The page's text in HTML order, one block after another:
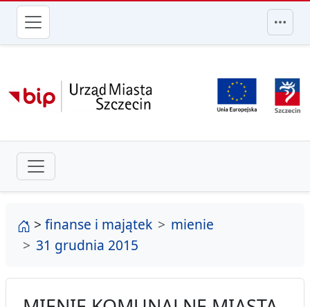
przejdź do głównego menu
strona główna
> finanse i majątek
mienie
31 grudnia 2015